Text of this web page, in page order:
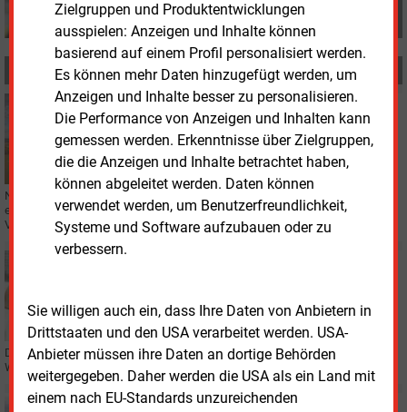
Zielgruppen und Produktentwicklungen
ausspielen: Anzeigen und Inhalte können
basierend auf einem Profil personalisiert werden.
Es können mehr Daten hinzugefügt werden, um
Anzeigen und Inhalte besser zu personalisieren.
Die Performance von Anzeigen und Inhalten kann
gemessen werden. Erkenntnisse über Zielgruppen,
die die Anzeigen und Inhalte betrachtet haben,
können abgeleitet werden. Daten können
verwendet werden, um Benutzerfreundlichkeit,
Systeme und Software aufzubauen oder zu
verbessern.
Sie willigen auch ein, dass Ihre Daten von Anbietern in
Drittstaaten und den USA verarbeitet werden. USA-
Anbieter müssen ihre Daten an dortige Behörden
weitergegeben. Daher werden die USA als ein Land mit
einem nach EU-Standards unzureichenden
MEHR ZUM THEMA
Montag, 27.07.2026, 10:30
E&M FINANZIERUNG
Nordex setzt auf milliardenschwere
Finanzierungsreserve
Nordex hat eine ESG-gebundene Garantiefazilität auf 2,475 Milliarden Euro
erweitert. Das Unternehmen will damit seine finanzielle Flexibilität und den
Vertrieb stärken.
Der Projektentwickler „Umweltgerechte Kraftanlagen“ erwirbt von Nordex
Windturbinen mit einer Gesamtleistung von 700 MW.
Donnerstag, 12.03.2026, 09:30